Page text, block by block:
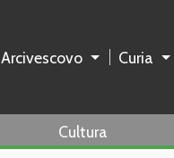
Arcivescovo Curia
Cultura